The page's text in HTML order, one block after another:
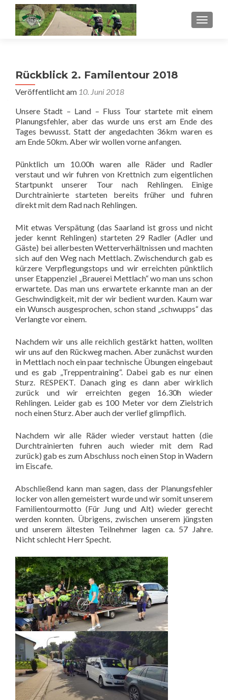
Rückblick 2. Familentour 2018
Veröffentlicht am 10. Juni 2018
Unsere Stadt – Land – Fluss Tour startete mit einem
Planungsfehler, aber das wurde uns erst am Ende des
Tages bewusst. Statt der angedachten 36km waren es
am Ende 50km. Aber wir wollen vorne anfangen.
Pünktlich um 10.00h waren alle Räder und Radler
verstaut und wir fuhren von Krettnich zum eigentlichen
Startpunkt unserer Tour nach Rehlingen. Einige
Durchtrainierte starteten bereits früher und fuhren
direkt mit dem Rad nach Rehlingen.
Mit etwas Verspätung (das Saarland ist gross und nicht
jeder kennt Rehlingen) starteten 29 Radler (Adler und
Gäste) bei allerbesten Wetterverhältnissen und machten
sich auf den Weg nach Mettlach. Zwischendurch gab es
kürzere Verpflegungstops und wir erreichten pünktlich
unser Etappenziel „Brauerei Mettlach“ wo man uns schon
erwartete. Das man uns erwartete erkannte man an der
Geschwindigkeit, mit der wir bedient wurden. Kaum war
ein Wunsch ausgesprochen, schon stand „schwupps“ das
Verlangte vor einem.
Nachdem wir uns alle reichlich gestärkt hatten, wollten
wir uns auf den Rückweg machen. Aber zunächst wurden
in Mettlach noch ein paar technische Übungen eingebaut
und es gab „Treppentraining“. Dabei gab es nur einen
Sturz. RESPEKT. Danach ging es dann aber wirklich
zurück und wir erreichten gegen 16.30h wieder
Rehlingen. Leider gab es 100 Meter vor dem Zielstrich
noch einen Sturz. Aber auch der verlief glimpflich.
Nachdem wir alle Räder wieder verstaut hatten (die
Durchtrainierten fuhren auch wieder mit dem Rad
zurück) gab es zum Abschluss noch einen Stop in Wadern
im Eiscafe.
Abschließend kann man sagen, dass der Planungsfehler
locker von allen gemeistert wurde und wir somit unserem
Familientourmotto (Für Jung und Alt) wieder gerecht
werden konnten. Übrigens, zwischen unserem jüngsten
und unserem ältesten Teilnehmer lagen ca. 57 Jahre.
Nicht schlecht Herr Specht.